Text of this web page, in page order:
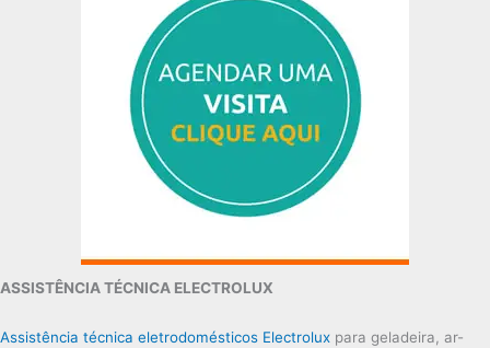
ASSISTÊNCIA TÉCNICA ELECTROLUX
Assistência técnica eletrodomésticos Electrolux para geladeira, ar-